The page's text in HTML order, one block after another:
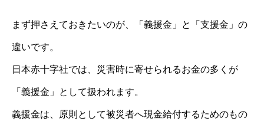
まず押さえておきたいのが、「義援金」と「支援金」の
違いです。
日本赤十字社では、災害時に寄せられるお金の多くが
「義援金」として扱われます。
義援金は、原則として被災者へ現金給付するためのもの